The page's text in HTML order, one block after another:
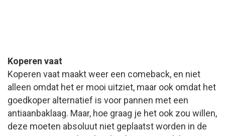
Koperen vaat
Koperen vaat maakt weer een comeback, en niet
alleen omdat het er mooi uitziet, maar ook omdat het
goedkoper alternatief is voor pannen met een
antiaanbaklaag. Maar, hoe graag je het ook zou willen,
deze moeten absoluut niet geplaatst worden in de